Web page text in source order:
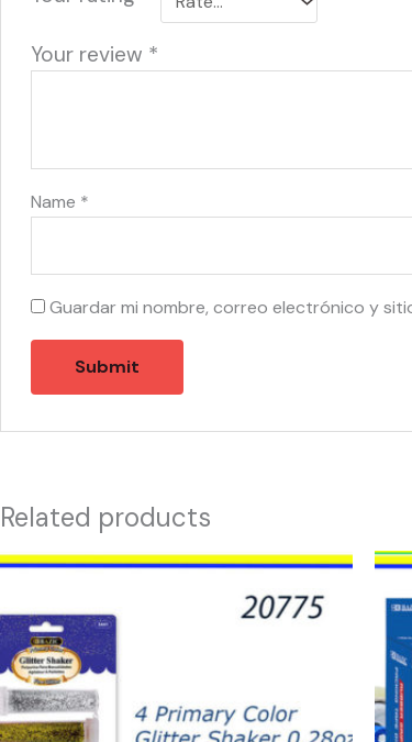
Your review *
Name *
Guardar mi nombre, correo electrónico y
Related products
20775
4
PRIMARY
COLOR
SHAKER
TAPE